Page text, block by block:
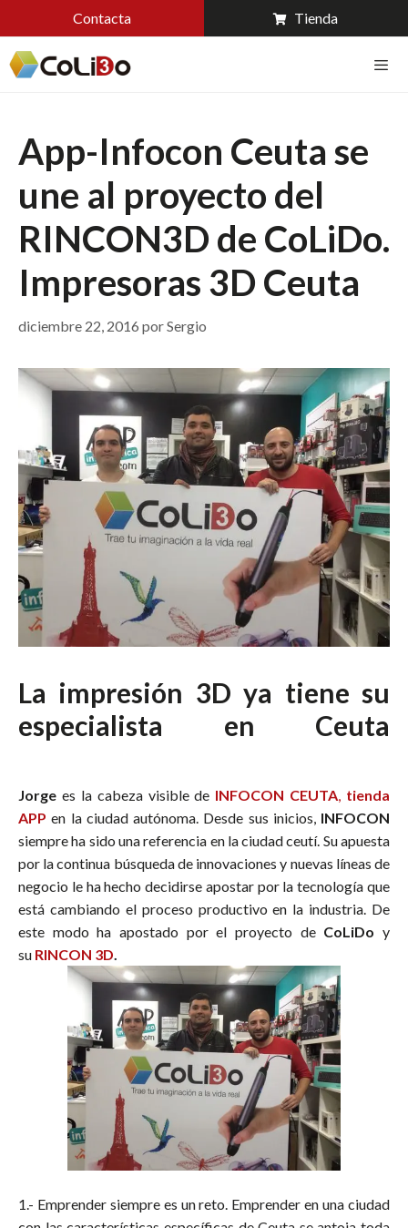
Contacta Tienda
App-Infocon Ceuta se
une al proyecto del
RINCON3D de CoLiDo.
Impresoras 3D Ceuta
diciembre 22, 2016 porSergio
La impresión 3D ya tiene su
especialista en Ceuta
Jorge es la cabeza visible de INFOCON CEUTA, tienda
APP en la ciudad autónoma. Desde sus inicios, INFOCON
siempre ha sido una referencia en la ciudad ceutí. Su apuesta
por la continua búsqueda de innovaciones y nuevas líneas de
negocio le ha hecho decidirse apostar por la tecnología que
está cambiando el proceso productivo en la industria. De
este modo ha apostado por el proyecto de CoLiDo y
su RINCON 3D.
1.- Emprender siempre es un reto. Emprender en una ciudad